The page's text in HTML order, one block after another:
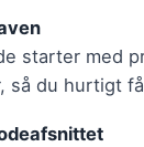
starter med
så du hurtigt